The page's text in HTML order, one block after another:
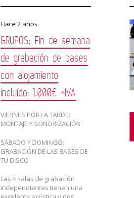
Hace 2 años
GRUPOS: Fin de semana
de grabación de bases
con alojamiento
incluído: 1.000€ +IVA
VIERNES POR LA TARDE:
MONTAJE Y SONORIZACIÓN
SÁBADO Y DOMINGO:
GRABACIÓN DE LAS BASES DE
TU DISCO
Las 4 salas de grabación
independientes tienen una